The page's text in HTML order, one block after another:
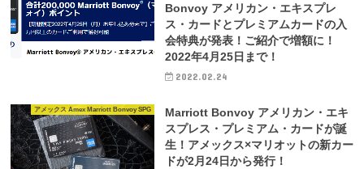
Bonvoy アメリカン・エキスプレ
ス・カードとプレミアムカードの入
会特典が発表！ご紹介で増額に！
2022年4月25日まで！
2022.02.24
アメックス Amex Marriott Bonvoy SPG
Marriott Bonvoy アメリカン・エキ
スプレス・プレミアム・カードが誕
生！アメックス×マリオットの新カー
ドが2月24日から発行！